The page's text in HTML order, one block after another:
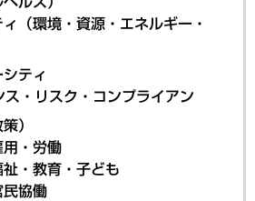
（環境・資源・エネルギー・
ティ
ス・リスク・コンプライアン
）
・労働
・教育・子ども
民協働